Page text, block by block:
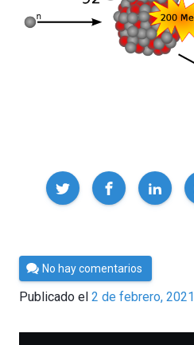
Compartir
Por
César
Tomé
No hay comentarios
Publicado el 2 de febrero, 2021